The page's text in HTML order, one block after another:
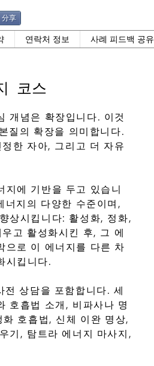
分享
연락처 정보 사례 피드백 공유
코스
개념은 확장입니다. 이것
질의 확장을 의미합니다.
한 자아, 그리고 더 자유
지에 기반을 두고 있습니
지의 다양한 수준이며,
상시킵니다: 활성화, 정화,
고 활성화시킨 후, 그 에
으로 이 에너지를 다른 차
시킵니다.
상담을 포함합니다. 세
호흡법 소개, 비파사나 명
호흡법, 신체 이완 명상,
기, 탐트라 에너지 마사지,